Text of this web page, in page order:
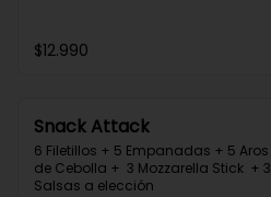
$12.990
Snack Attack
6 Filetillos + 5 Empanadas + 5 Aros
de Cebolla +  3 Mozzarella Stick  + 3
Salsas a elección